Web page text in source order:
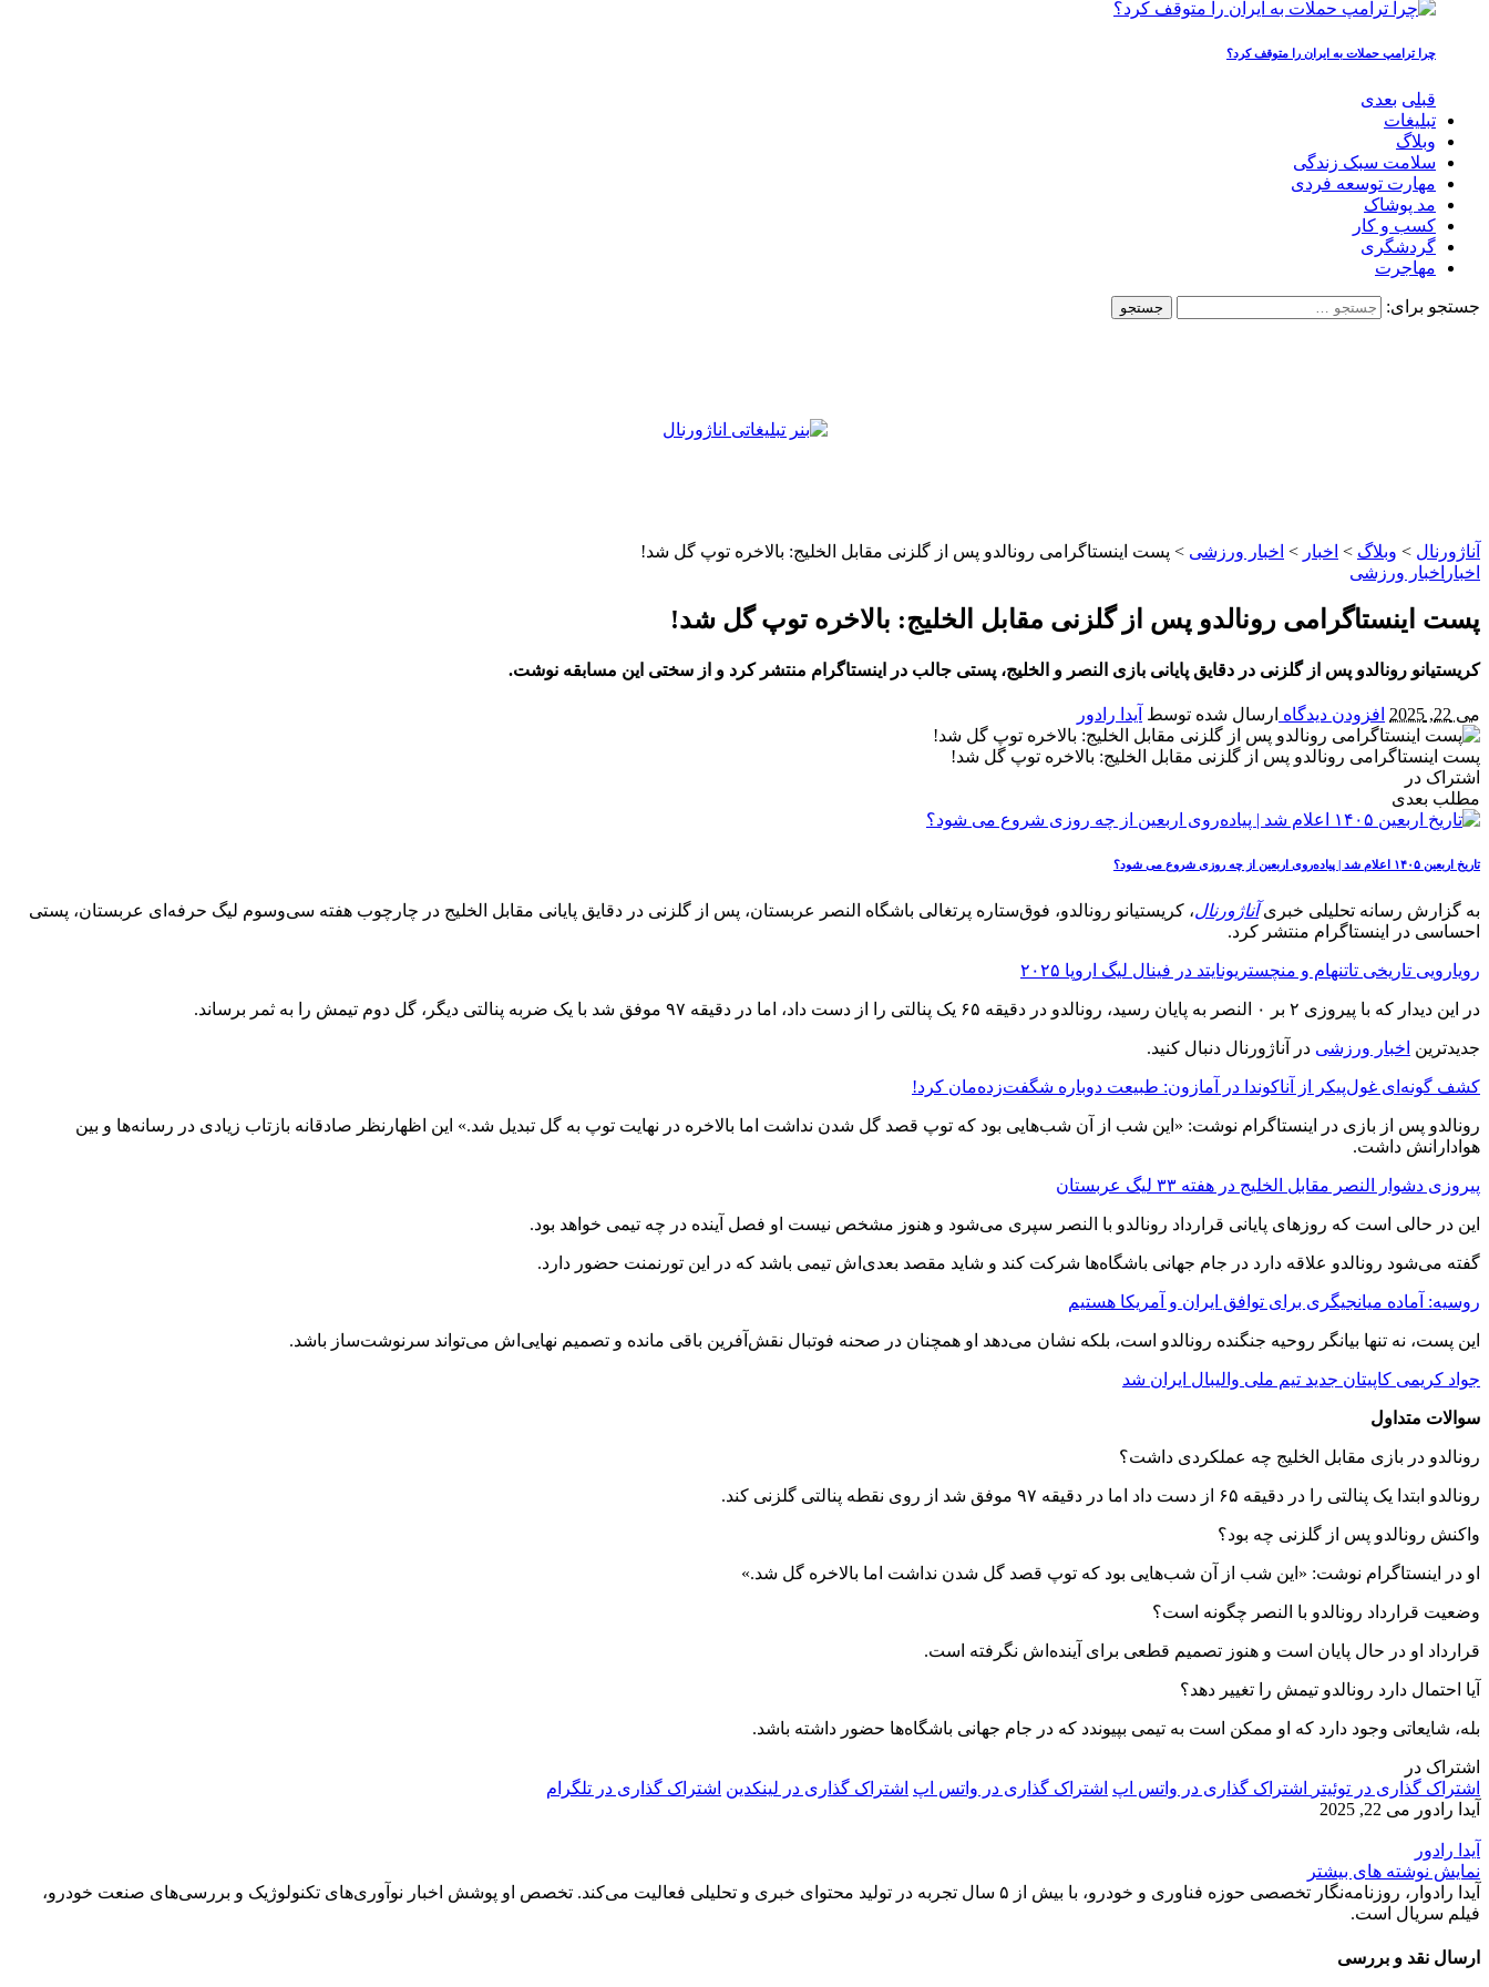
چرا ترامپ حملات به ایران را متوقف کرد؟
قبلی بعدی
تبلیغات
وبلاگ
سلامت سبک زندگی
مهارت توسعه فردی
مد پوشاک
کسب و کار
گردشگری
مهاجرت
جستجو برای:
آناژورنال > وبلاگ > اخبار > اخبار ورزشی > پست اینستاگرامی رونالدو پس از گلزنی مقابل الخلیج: بالاخره توپ گل شد!
اخبار اخبار ورزشی
پست اینستاگرامی رونالدو پس از گلزنی مقابل الخلیج: بالاخره توپ گل شد!
کریستیانو رونالدو پس از گلزنی در دقایق پایانی بازی النصر و الخلیج، پستی جالب در اینستاگرام منتشر کرد و از سختی این مسابقه نوشت.
می 22, 2025 افزودن دیدگاه ارسال شده توسط آیدا رادور
پست اینستاگرامی رونالدو پس از گلزنی مقابل الخلیج: بالاخره توپ گل شد!
اشتراک در
مطلب بعدی
تاریخ اربعین ۱۴۰۵ اعلام شد | پیاده‌روی اربعین از چه روزی شروع می‌ شود؟
به گزارش رسانه تحلیلی خبریآناژورنال، کریستیانو رونالدو، فوق‌ستاره پرتغالی باشگاه النصر عربستان، پس از گلزنی در دقایق پایانی مقابل الخلیج در چارچوب هفته سی‌وسوم لیگ حرفه‌ای عربستان، پستی
احساسی در اینستاگرام منتشر کرد.
رویارویی تاریخی تاتنهام و منچستریونایتد در فینال لیگ اروپا ۲۰۲۵
در این دیدار که با پیروزی ۲ بر ۰ النصر به پایان رسید، رونالدو در دقیقه ۶۵ یک پنالتی را از دست داد، اما در دقیقه ۹۷ موفق شد با یک ضربه پنالتی دیگر، گل دوم تیمش را به ثمر برساند.
جدیدترین اخبار ورزشی در آناژورنال دنبال کنید.
کشف گونه‌ای غول‌پیکر از آناکوندا در آمازون: طبیعت دوباره شگفت‌زده‌مان کرد!
رونالدو پس از بازی در اینستاگرام نوشت: «این شب از آن شب‌هایی بود که توپ قصد گل شدن نداشت اما بالاخره در نهایت توپ به گل تبدیل شد.» این اظهارنظر صادقانه بازتاب زیادی در رسانه‌ها و بین
هوادارانش داشت.
پیروزی دشوار النصر مقابل الخلیج در هفته ۳۳ لیگ عربستان
این در حالی است که روزهای پایانی قرارداد رونالدو با النصر سپری می‌شود و هنوز مشخص نیست او فصل آینده در چه تیمی خواهد بود.
گفته می‌شود رونالدو علاقه دارد در جام جهانی باشگاه‌ها شرکت کند و شاید مقصد بعدی‌اش تیمی باشد که در این تورنمنت حضور دارد.
روسیه: آماده میانجیگری برای توافق ایران و آمریکا هستیم
این پست، نه تنها بیانگر روحیه جنگنده رونالدو است، بلکه نشان می‌دهد او همچنان در صحنه فوتبال نقش‌آفرین باقی مانده و تصمیم نهایی‌اش می‌تواند سرنوشت‌ساز باشد.
جواد کریمی کاپیتان جدید تیم ملی والیبال ایران شد
سوالات متداول
رونالدو در بازی مقابل الخلیج چه عملکردی داشت؟
رونالدو ابتدا یک پنالتی را در دقیقه ۶۵ از دست داد اما در دقیقه ۹۷ موفق شد از روی نقطه پنالتی گلزنی کند.
واکنش رونالدو پس از گلزنی چه بود؟
او در اینستاگرام نوشت: «این شب از آن شب‌هایی بود که توپ قصد گل شدن نداشت اما بالاخره گل شد.»
وضعیت قرارداد رونالدو با النصر چگونه است؟
قرارداد او در حال پایان است و هنوز تصمیم قطعی برای آینده‌اش نگرفته است.
آیا احتمال دارد رونالدو تیمش را تغییر دهد؟
بله، شایعاتی وجود دارد که او ممکن است به تیمی بپیوندد که در جام جهانی باشگاه‌ها حضور داشته باشد.
اشتراک در
اشتراک گذاری در توئیتر
اشتراک گذاری در واتس اپ اشتراک گذاری در واتس اپ اشتراک گذاری در لینکدین اشتراک گذاری در تلگرام
آیدا رادور می 22, 2025
آیدا رادور
نمایش نوشته های بیشتر
آیدا رادوار، روزنامه‌نگار تخصصی حوزه فناوری و خودرو، با بیش از ۵ سال تجربه در تولید محتوای خبری و تحلیلی فعالیت می‌کند. تخصص او پوشش اخبار نوآوری‌های تکنولوژیک و بررسی‌های صنعت خودرو،
فیلم سریال است.
ارسال نقد و بررسی